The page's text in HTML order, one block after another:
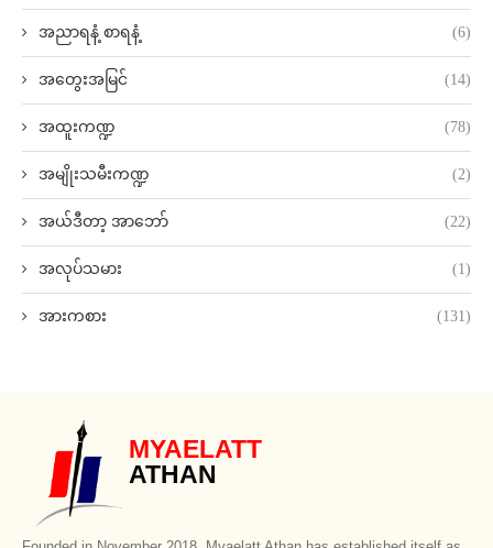
အညာရနံ့ စာရနံ့ (6)
အတွေးအမြင် (14)
အထူးကဏ္ဍ (78)
အမျိုးသမီးကဏ္ဍ (2)
အယ်ဒီတာ့ အာဘော် (22)
အလုပ်သမား (1)
အားကစား (131)
MYAELATT
ATHAN